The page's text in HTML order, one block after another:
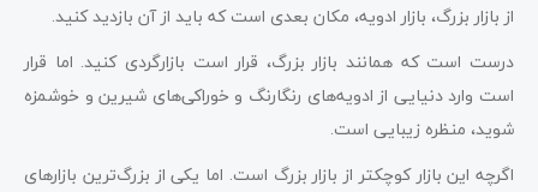
از بازار بزرگ، بازار ادویه، مکان بعدی است که باید از آن بازدید کنید.
درست است که همانند بازار بزرگ، قرار است بازارگردی کنید. اما قرار
است وارد دنیایی از ادویه‌های رنگارنگ و خوراکی‌های شیرین و خوشمزه
شوید، منظره زیبایی است.
اگرچه این بازار کوچکتر از بازار بزرگ است. اما یکی از بزرگ‌ترین بازارهای